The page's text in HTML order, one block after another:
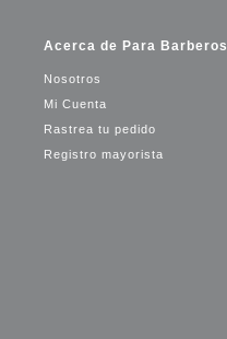
Acerca de Para Barberos
Nosotros
Mi Cuenta
Rastrea tu pedido
Registro mayorista